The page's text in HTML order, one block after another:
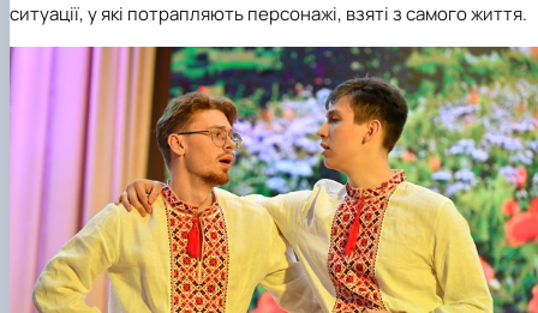
ситуації, у які потрапляють персонажі, взяті з самого життя.